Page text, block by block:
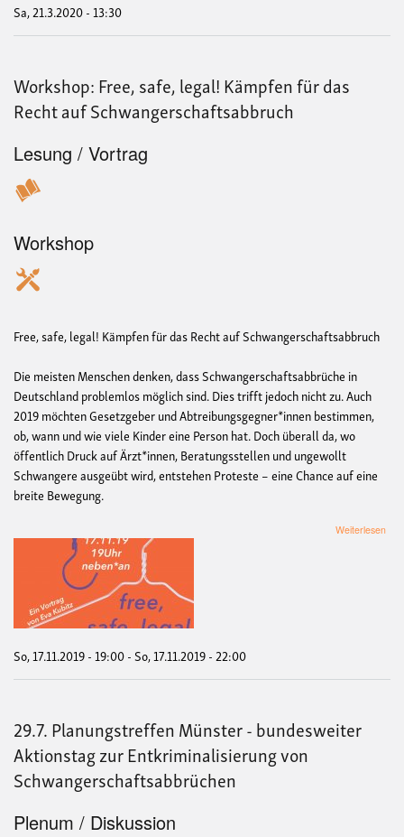
Sa, 21.3.2020 - 13:30
Workshop: Free, safe, legal! Kämpfen für das
Recht auf Schwangerschaftsabbruch
Lesung / Vortrag
Workshop
Free, safe, legal! Kämpfen für das Recht auf Schwangerschaftsabbruch
Die meisten Menschen denken, dass Schwangerschaftsabbrüche in
Deutschland problemlos möglich sind. Dies trifft jedoch nicht zu. Auch
2019 möchten Gesetzgeber und Abtreibungsgegner*innen bestimmen,
ob, wann und wie viele Kinder eine Person hat. Doch überall da, wo
öffentlich Druck auf Ärzt*innen, Beratungsstellen und ungewollt
Schwangere ausgeübt wird, entstehen Proteste – eine Chance auf eine
breite Bewegung.
Weiterlesen
So, 17.11.2019 - 19:00-So, 17.11.2019 - 22:00
29.7. Planungstreffen Münster - bundesweiter
Aktionstag zur Entkriminalisierung von
Schwangerschaftsabbrüchen
Plenum / Diskussion